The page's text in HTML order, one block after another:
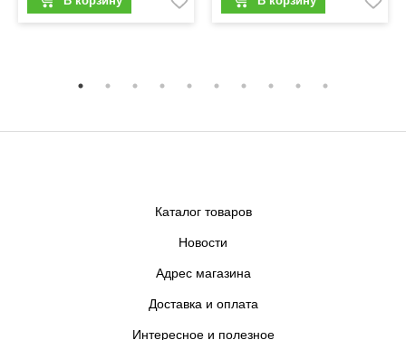
Каталог товаров
Новости
Адрес магазина
Доставка и оплата
Интересное и полезное